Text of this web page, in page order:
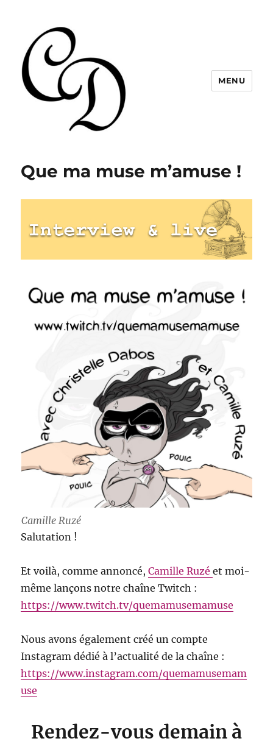
MENU
Que ma muse m’amuse !
Camille Ruzé
Salutation !
Et voilà, comme annoncé,Camille Ruzéet moi-
même lançons notre chaîne Twitch :
https://www.twitch.tv/quemamusemamuse
Nous avons également créé un compte
Instagram dédié à l’actualité de la chaîne :
https://www.instagram.com/quemamusemam
use
Rendez-vous demain à